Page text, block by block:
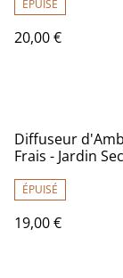
ÉPUISÉ
20,00 €
Diffuseur
Frais - Jardin
Cosmétiques
ÉPUISÉ
19,00 €